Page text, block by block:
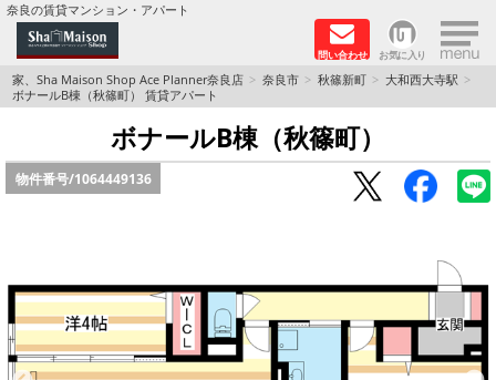
奈良の賃貸マンション・アパート
問い合わせ お気に入り ×
TOPページ
Foreigners welcome！
店長のおすすめ物件
積水ハウス Sha Maison 特集 (奈良北部、木津川
市)
積水ハウス Sha Maison 特集 (奈良南部)
家、Sha Maison Shop Ace Planner奈良店 奈良市 秋篠新町
大和西大寺駅
ボナールB棟（秋篠町） 賃貸アパート
ボナールB棟（秋篠町）
物件番号/1064449136